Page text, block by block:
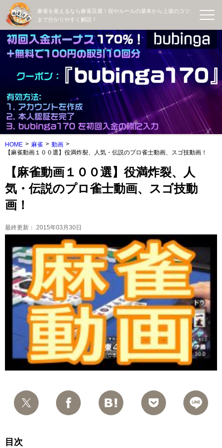
麻雀を覚えるなら麻雀豆腐！役やルールの基本から上達のコツ
まで分かりやすく解説！
HOME 麻雀
動画
【麻雀動画１００選】役満炸裂、人気・伝説のプロ雀士動画、スゴ技動画！
【麻雀動画１００選】役満炸裂、人
気・伝説のプロ雀士動画、スゴ技動
画！
最終更新： 2015年03月30日
目次